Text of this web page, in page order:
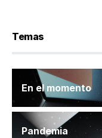
Temas
En el momento
Pandemia